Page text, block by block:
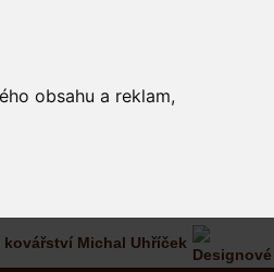
obsahu a reklam,
kovářství Michal Uhříček